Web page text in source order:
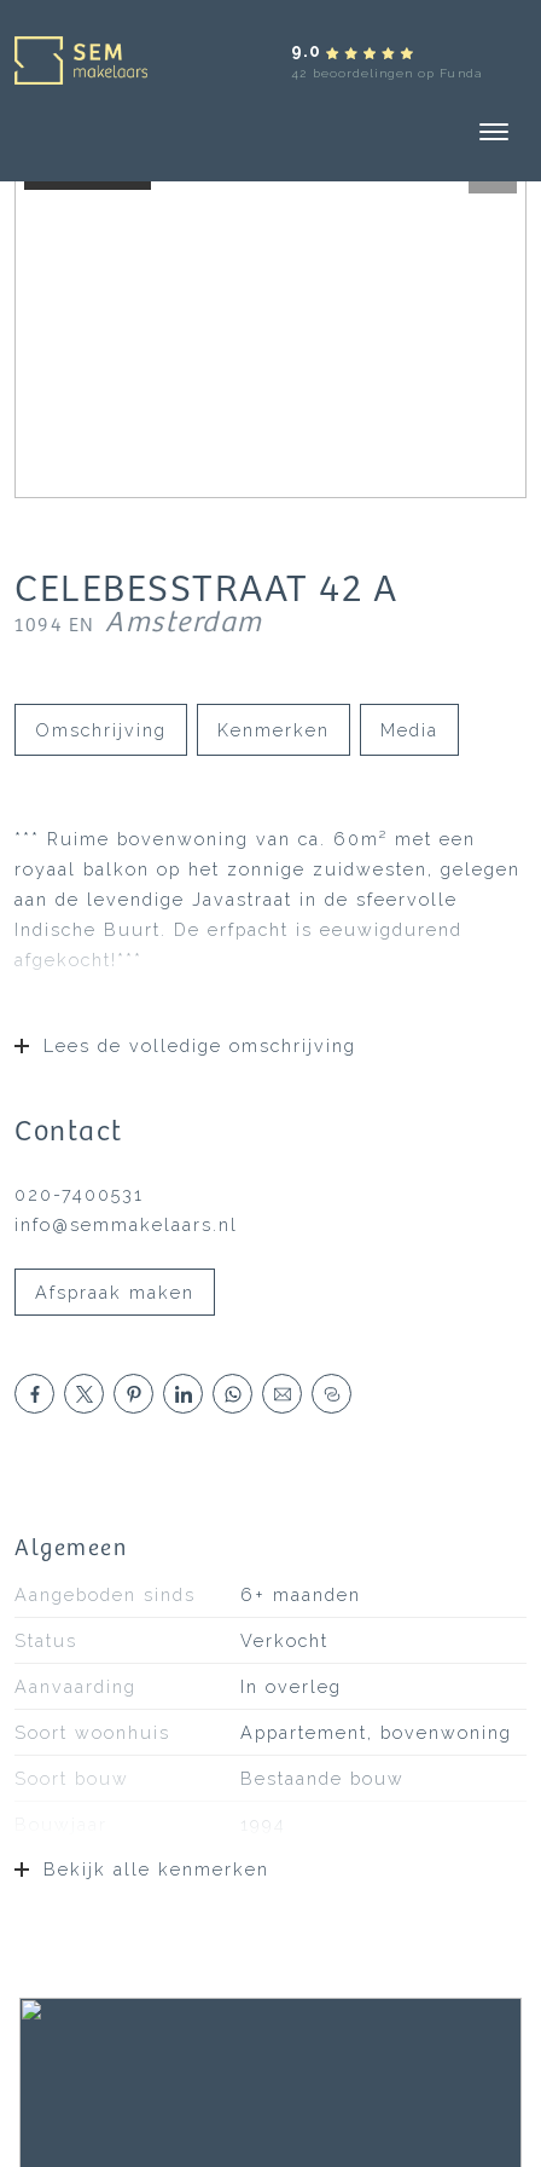
9.0
42 beoordelingen op Funda
CELEBESSTRAAT 42 A
1094 EN Amsterdam
Omschrijving Kenmerken Media
*** Ruime bovenwoning van ca. 60m² met een
royaal balkon op het zonnige zuidwesten, gelegen
aan de levendige Javastraat in de sfeervolle
Indische Buurt. De erfpacht is eeuwigdurend
afgekocht!***
Lees de volledige omschrijving
Contact
020-7400531
info@semmakelaars.nl
Afspraak maken
Algemeen
Aangeboden sinds 6+ maanden
Status Verkocht
Aanvaarding In overleg
Soort woonhuis Appartement, bovenwoning
Soort bouw Bestaande bouw
1994
Bekijk alle kenmerken